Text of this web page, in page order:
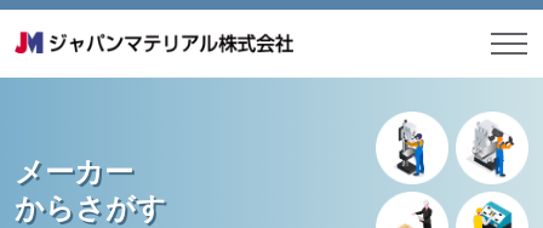
メーカー
からさがす